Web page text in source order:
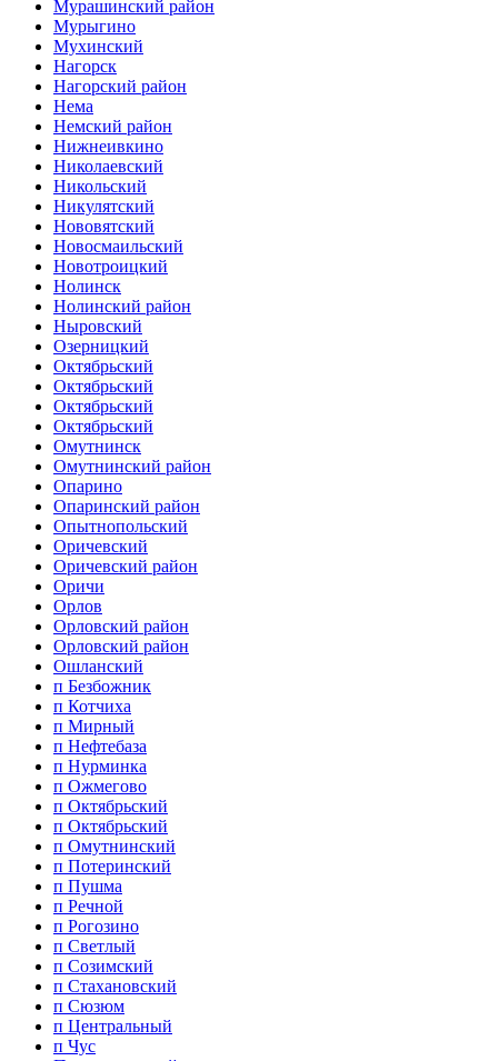
Мурашинский район
Мурыгино
Мухинский
Нагорск
Нагорский район
Нема
Немский район
Нижнеивкино
Николаевский
Никольский
Никулятский
Нововятский
Новосмаильский
Новотроицкий
Нолинск
Нолинский район
Ныровский
Озерницкий
Октябрьский
Октябрьский
Октябрьский
Октябрьский
Омутнинск
Омутнинский район
Опарино
Опаринский район
Опытнопольский
Оричевский
Оричевский район
Оричи
Орлов
Орловский район
Орловский район
Ошланский
п Безбожник
п Котчиха
п Мирный
п Нефтебаза
п Нурминка
п Ожмегово
п Октябрьский
п Октябрьский
п Омутнинский
п Потеринский
п Пушма
п Речной
п Рогозино
п Светлый
п Созимский
п Стахановский
п Сюзюм
п Центральный
п Чус